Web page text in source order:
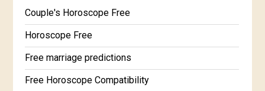
Couple's Horoscope Free
Horoscope Free
Free marriage predictions
Free Horoscope Compatibility